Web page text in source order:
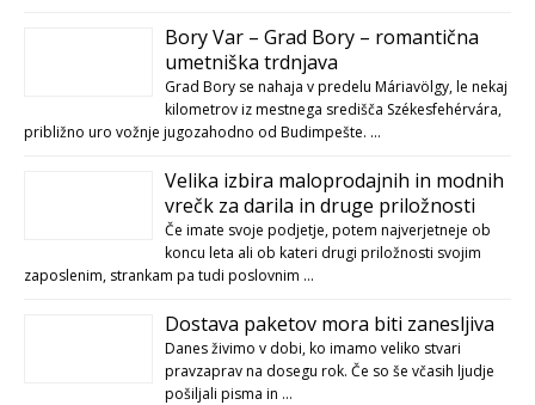
Bory Var – Grad Bory – romantična
umetniška trdnjava
Grad Bory se nahaja v predelu Máriavölgy, le nekaj
kilometrov iz mestnega središča Székesfehérvára,
približno uro vožnje jugozahodno od Budimpešte. …
Velika izbira maloprodajnih in modnih
vrečk za darila in druge priložnosti
Če imate svoje podjetje, potem najverjetneje ob
koncu leta ali ob kateri drugi priložnosti svojim
zaposlenim, strankam pa tudi poslovnim …
Dostava paketov mora biti zanesljiva
Danes živimo v dobi, ko imamo veliko stvari
pravzaprav na dosegu rok. Če so še včasih ljudje
pošiljali pisma in …